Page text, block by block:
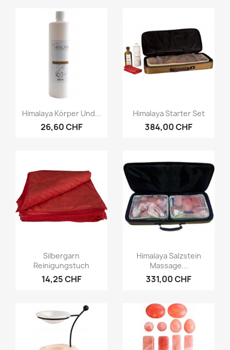
Vorschau
Himalaya Körper Und...
26,60 CHF
Vorschau
Himalaya Starter Set
384,00 CHF
Vorschau
Silbergarn
Reinigungstuch
14,25 CHF
Vorschau
Himalaya Salzstein
Massage...
331,00 CHF